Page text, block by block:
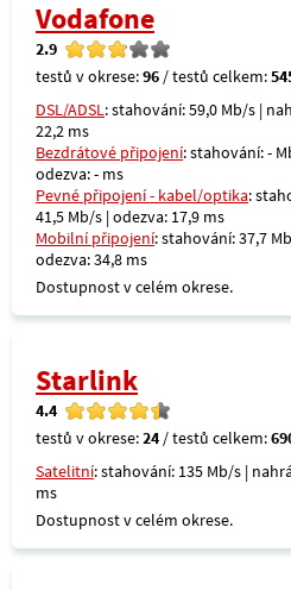
Vodafone
2.9
testů v okrese:96 / testů celkem:
DSL/ADSL: stahování: 59,0 Mb/s |
22,2 ms
Bezdrátové připojení: stahování: -
odezva: - ms
Pevné připojení - kabel/optika:
41,5 Mb/s | odezva: 17,9 ms
Mobilní připojení: stahování: 37,7
odezva: 34,8 ms
Dostupnost v celém okrese.
Starlink
4.4
testů v okrese:24 / testů celkem:
Satelitní: stahování: 135 Mb/s |
ms
Dostupnost v celém okrese.